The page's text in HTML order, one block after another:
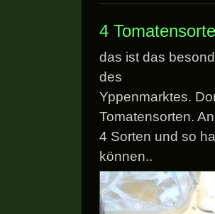
4
das ist das
des
Yppenmarktes.
Tomatensorten.
4 Sorten und so
können..